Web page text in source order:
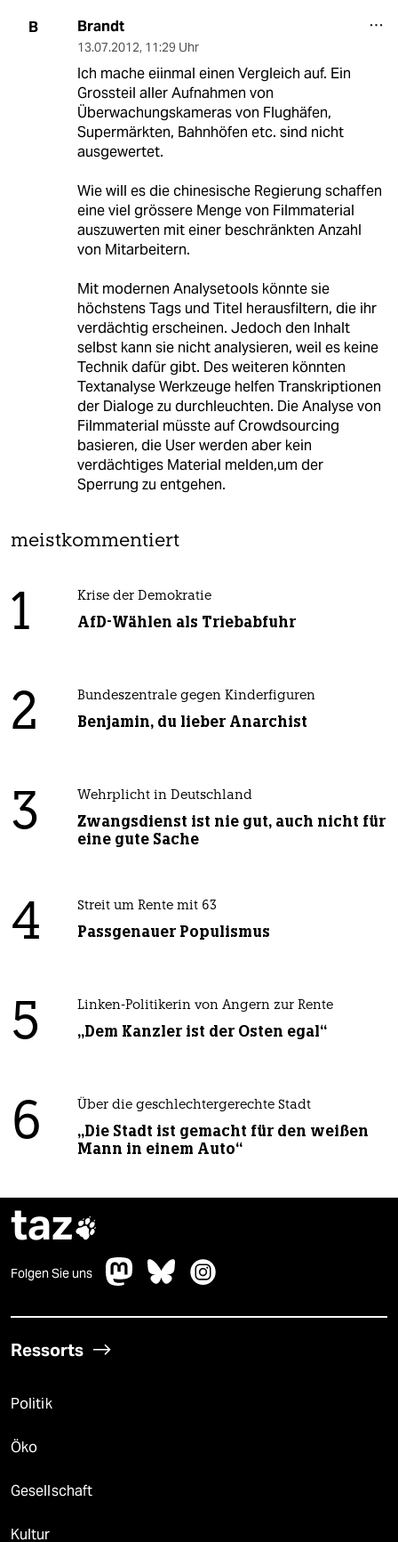
B Brandt
13.07.2012, 11:29 Uhr
Ich mache eiinmal einen Vergleich auf. Ein
Grossteil aller Aufnahmen von
Überwachungskameras von Flughäfen,
Supermärkten, Bahnhöfen etc. sind nicht
ausgewertet.
Wie will es die chinesische Regierung schaffen
eine viel grössere Menge von Filmmaterial
auszuwerten mit einer beschränkten Anzahl
von Mitarbeitern.
Mit modernen Analysetools könnte sie
höchstens Tags und Titel herausfiltern, die ihr
verdächtig erscheinen. Jedoch den Inhalt
selbst kann sie nicht analysieren, weil es keine
Technik dafür gibt. Des weiteren könnten
Textanalyse Werkzeuge helfen Transkriptionen
der Dialoge zu durchleuchten. Die Analyse von
Filmmaterial müsste auf Crowdsourcing
basieren, die User werden aber kein
verdächtiges Material melden,um der
Sperrung zu entgehen.
meistkommentiert
1 Krise der Demokratie
AfD-Wählen als Triebabfuhr
2 Bundeszentrale gegen Kinderfiguren
Benjamin, du lieber Anarchist
3 Wehrplicht in Deutschland
Zwangsdienst ist nie gut, auch nicht für
eine gute Sache
4 Streit um Rente mit 63
Passgenauer Populismus
5 Linken-Politikerin von Angern zur Rente
„Dem Kanzler ist der Osten egal“
6 Über die geschlechtergerechte Stadt
„Die Stadt ist gemacht für den weißen
Mann in einem Auto“
taz
Folgen Sie uns
Ressorts
Politik
Öko
Gesellschaft
Kultur